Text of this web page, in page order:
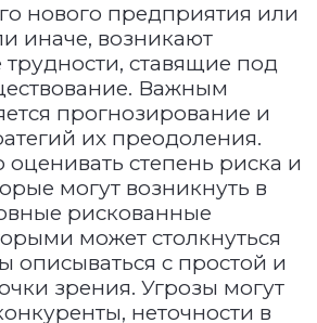
нового предприятия или
иначе, возникают
ставящие под
Важным
прогнозирование и
их преодоления.
оценивать степень риска и
могут возникнуть в
рискованные
может столкнуться
описываться с простой и
зрения. Угрозы могут
неточности в